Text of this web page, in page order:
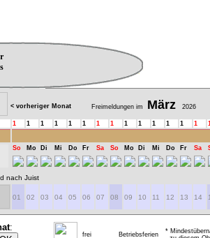
< vorheriger Monat Freimeldungen im März 2026
1 1 1 1 1 1 1 1 1 1 1 1 1 1
So Mo Di Mi Do Fr Sa So Mo Di Mi Do Fr Sa
nach Juist
01 02 03 04 05 06 07 08 09 10 11 12 13 14
:
frei Betriebsferien
*